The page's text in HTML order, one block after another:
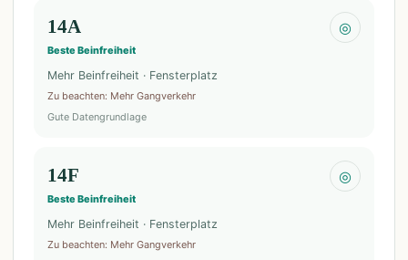
14A
Beste Beinfreiheit
◎
Mehr Beinfreiheit · Fensterplatz
Zu beachten: Mehr Gangverkehr
Gute Datengrundlage
14F
Beste Beinfreiheit
◎
Mehr Beinfreiheit · Fensterplatz
Zu beachten: Mehr Gangverkehr